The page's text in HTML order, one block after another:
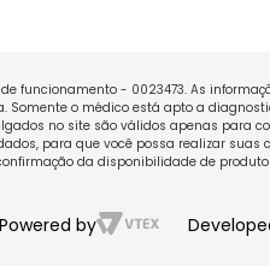
de funcionamento - 0023473. As
o médico está apto a
no site são válidos apenas para
para que você possa realizar
da disponibilidade de
Powered by